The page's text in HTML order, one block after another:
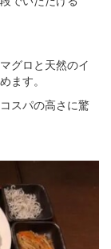
グロと天然のイ
ます。
スパの高さに驚